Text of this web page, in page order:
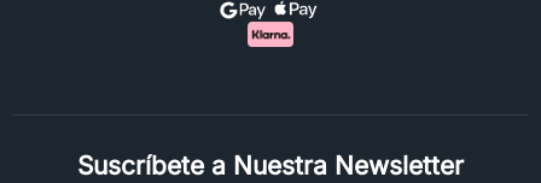
Suscríbete a Nuestra Newsletter